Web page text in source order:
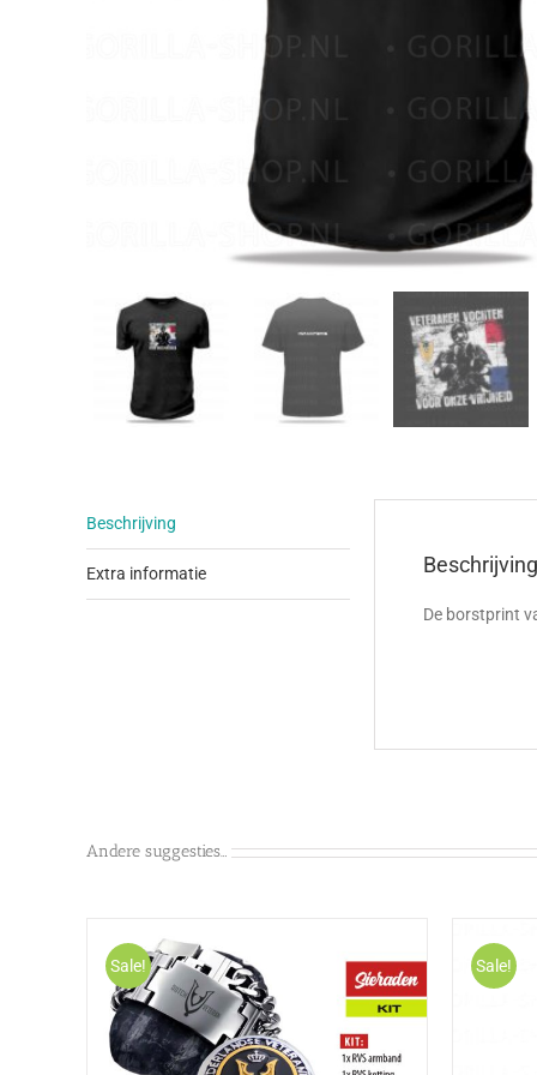
Beschrijving
Extra informatie Beschrijving
De borstprint
Andere suggesties…
Sale! Sale!